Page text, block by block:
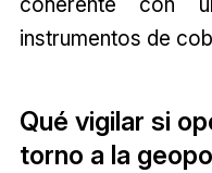
instrumentos de
Qué vigilar si
torno a la